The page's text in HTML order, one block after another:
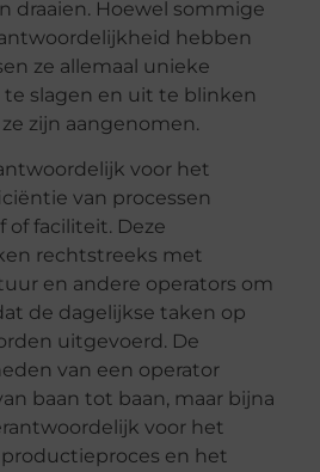
draaien. Hoewel sommige
hebben
ze allemaal unieke
slagen en uit te blinken
zijn aangenomen.
voor het
van processen
of faciliteit. Deze
rechtstreeks met
en andere operators om
de dagelijkse taken op
uitgevoerd. De
van een operator
baan tot baan, maar bijna
voor het
en het